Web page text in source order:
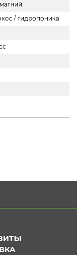
/ гидропоника